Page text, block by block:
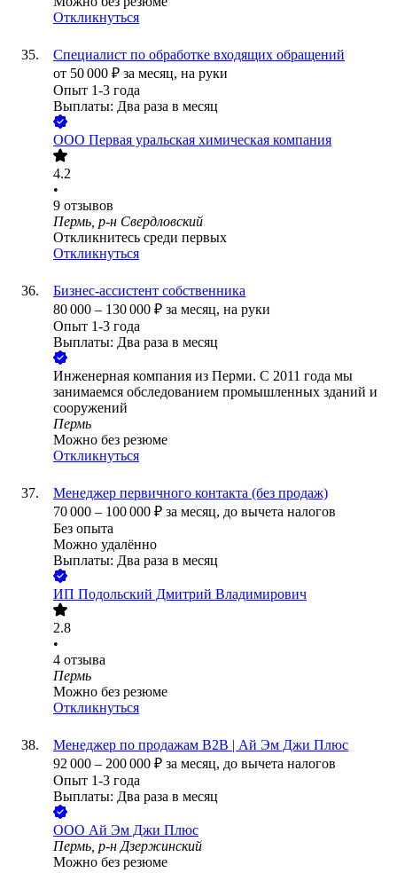
Откликнуться
Специалист по обработке входящих обращений
от 50 000 ₽ за месяц, на руки
Опыт 1-3 года
Выплаты: Два раза в месяц
ООО Первая уральская химическая компания
4.2
•
9 отзывов
Пермь, р-н Свердловский
Откликнитесь среди первых
Откликнуться
Бизнес-ассистент собственника
80 000 – 130 000 ₽ за месяц, на руки
Опыт 1-3 года
Выплаты: Два раза в месяц
Инженерная компания из Перми. С 2011 года мы
занимаемся обследованием промышленных зданий и
сооружений
Пермь
Можно без резюме
Откликнуться
Менеджер первичного контакта (без продаж)
70 000 – 100 000 ₽ за месяц, до вычета налогов
Без опыта
Можно удалённо
Выплаты: Два раза в месяц
ИП Подольский Дмитрий Владимирович
2.8
•
4 отзыва
Пермь
Можно без резюме
Откликнуться
Менеджер по продажам B2B | Ай Эм Джи Плюс
92 000 – 200 000 ₽ за месяц, до вычета налогов
Опыт 1-3 года
Выплаты: Два раза в месяц
ООО Ай Эм Джи Плюс
Пермь, р-н Дзержинский
Можно без резюме